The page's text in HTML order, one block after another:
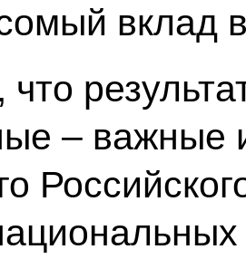
вклад
– важные